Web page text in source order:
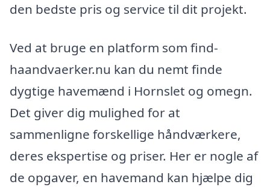
den bedste pris og service til dit projekt.
Ved at bruge en platform som find-
haandvaerker.nu kan du nemt finde
dygtige havemænd i Hornslet og omegn.
Det giver dig mulighed for at
sammenligne forskellige håndværkere,
deres ekspertise og priser. Her er nogle af
de opgaver, en havemand kan hjælpe dig